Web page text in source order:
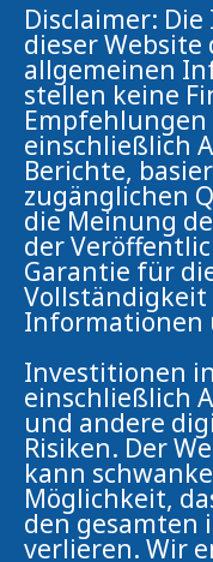
Disclaimer:
dieser
allgemeinen
stellen keine
Empfehlungen
einschließlich
Berichte,
zugänglichen
die Meinung
der
Garantie für
Informationen
Investitionen
einschließlich
und andere
Risiken. Der
kann
Möglichkeit,
den gesamten
verlieren. Wir